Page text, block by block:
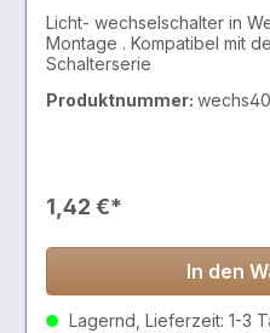
Licht- wechselschalter in
Montage . Kompatibel mit
Schalterserie
Produktnummer:
1,42 €*
In den
Lagernd, Lieferzeit: 1-3